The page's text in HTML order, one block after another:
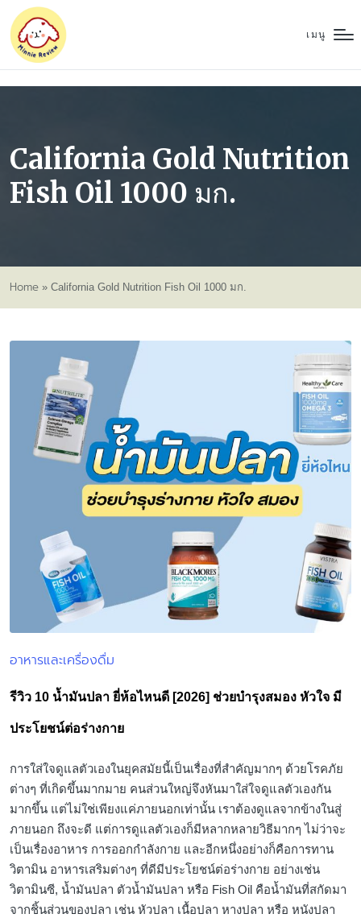
เมนู
California Gold Nutrition
Fish Oil 1000 มก.
Home » California Gold Nutrition Fish Oil 1000 มก.
Posted
อาหารและเครื่องดื่ม
รีวิว 10 น้ำมันปลา ยี่ห้อไหนดี [2026] ช่วยบำรุงสมอง หัวใจ มี
ประโยชน์ต่อร่างกาย
การใส่ใจดูแลตัวเองในยุคสมัยนี้เป็นเรื่องที่สำคัญมากๆ ด้วยโรคภัย
ต่างๆ ที่เกิดขึ้นมากมาย คนส่วนใหญ่จึงหันมาใส่ใจดูแลตัวเองกัน
มากขึ้น แต่ไม่ใช่เพียงแค่ภายนอกเท่านั้น เราต้องดูแลจากข้างในสู่
ภายนอก ถึงจะดี แต่การดูแลตัวเองก็มีหลากหลายวิธีมากๆ ไม่ว่าจะ
เป็นเรื่องอาหาร การออกกำลังกาย และอีกหนึ่งอย่างก็คือการทาน
วิตามิน อาหารเสริมต่างๆ ที่ดีมีประโยชน์ต่อร่างกาย อย่างเช่น
วิตามินซี, น้ำมันปลา ตัวน้ำมันปลา หรือ Fish Oil คือน้ำมันที่สกัดมา
จากชิ้นส่วนของปลา เช่น หัวปลา เนื้อปลา หางปลา หรือ หนังปลา